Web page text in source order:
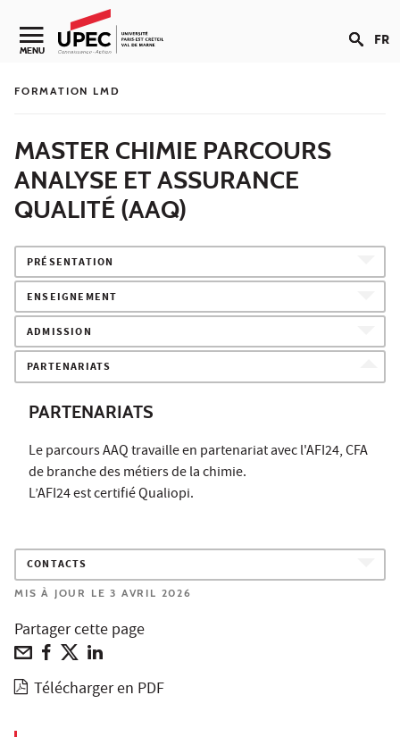
Aller au contenu
Navigation secondaire
MENU FR
FORMATION LMD
MASTER CHIMIE PARCOURS
ANALYSE ET ASSURANCE
QUALITÉ (AAQ)
PRÉSENTATION
ENSEIGNEMENT
ADMISSION
PARTENARIATS
PARTENARIATS
Le parcours AAQ travaille en partenariat avec l'AFI24, CFA
de branche des métiers de la chimie.
L’AFI24 est certifié Qualiopi.
CONTACTS
MIS À JOUR LE 3 AVRIL 2026
Partager cette page
Télécharger en PDF